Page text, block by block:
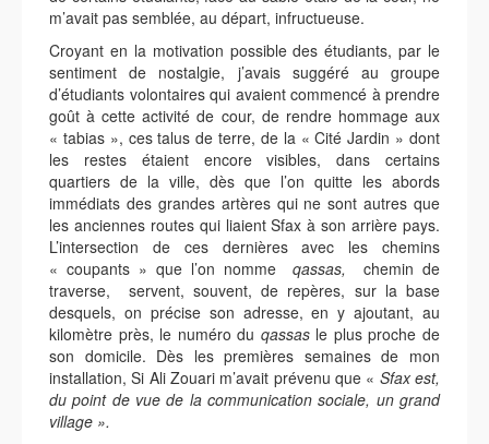
m’avait pas semblée, au départ, infructueuse.
Croyant en la motivation possible des étudiants, par le
sentiment de nostalgie, j’avais suggéré au groupe
d’étudiants volontaires qui avaient commencé à prendre
goût à cette activité de cour, de rendre hommage aux
« tabias », ces talus de terre, de la « Cité Jardin » dont
les restes étaient encore visibles, dans certains
quartiers de la ville, dès que l’on quitte les abords
immédiats des grandes artères qui ne sont autres que
les anciennes routes qui liaient Sfax à son arrière pays.
L’intersection de ces dernières avec les chemins
« coupants » que l’on nommeqassas,
chemin de
traverse, servent, souvent, de repères, sur la base
desquels, on précise son adresse, en y ajoutant, au
kilomètre près, le numéro du qassasle plus proche de
son domicile. Dès les premières semaines de mon
installation, Si Ali Zouari m’avait prévenu que « Sfax est,
du point de vue de la communication sociale, un grand
village ».